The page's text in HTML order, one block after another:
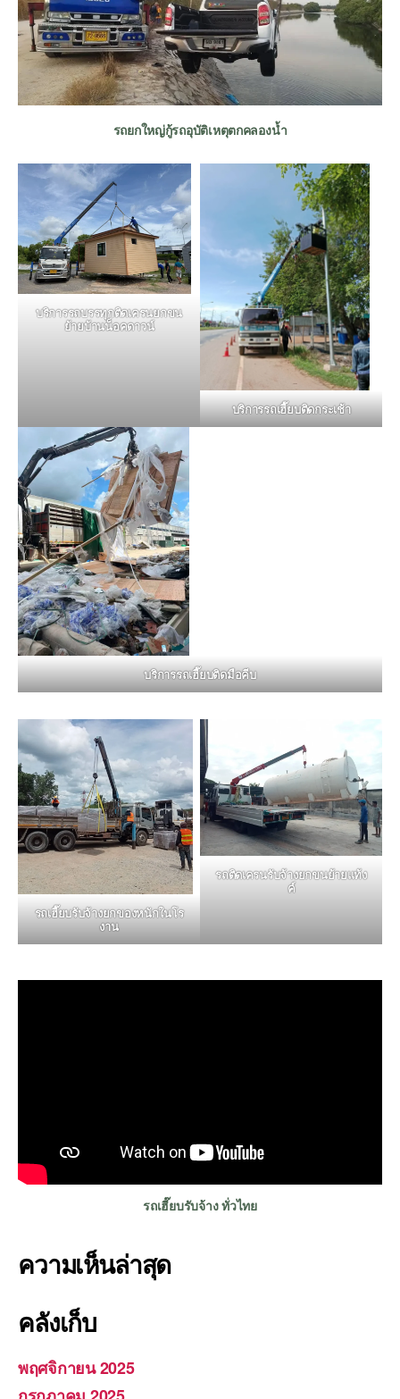
รถยกใหญ่กู้รถอุบัติเหตุตกคลองน้ำ
บริการรถบรรทุกติดเครนยกขน
ย้ายบ้านน็อคดาวน์
บริการรถเฮี๊ยบติดกระเช้า
บริการรถเฮี๊ยบติดมือคีบ
รถเฮี๊ยบรับจ้างยกของหนักในโร
งาน
รถติดเครนรับจ้างยกขนย้ายแท้ง
ค์
รถเฮี๊ยบรับจ้าง ทั่วไทย
ความเห็นล่าสุด
คลังเก็บ
พฤศจิกายน 2025